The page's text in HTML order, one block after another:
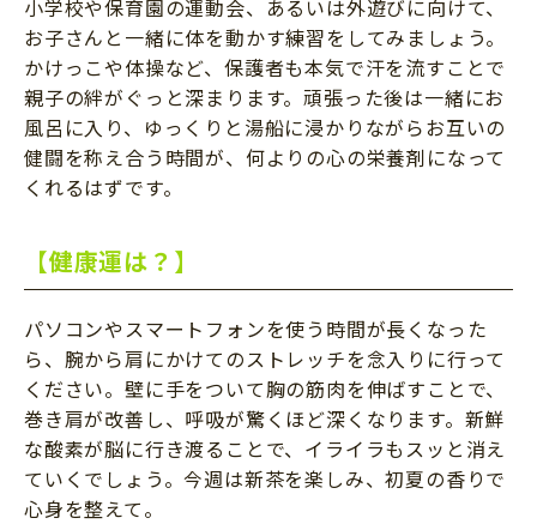
小学校や保育園の運動会、あるいは外遊びに向けて、
お子さんと一緒に体を動かす練習をしてみましょう。
かけっこや体操など、保護者も本気で汗を流すことで
親子の絆がぐっと深まります。頑張った後は一緒にお
風呂に入り、ゆっくりと湯船に浸かりながらお互いの
健闘を称え合う時間が、何よりの心の栄養剤になって
くれるはずです。
【健康運は？】
パソコンやスマートフォンを使う時間が長くなった
ら、腕から肩にかけてのストレッチを念入りに行って
ください。壁に手をついて胸の筋肉を伸ばすことで、
巻き肩が改善し、呼吸が驚くほど深くなります。新鮮
な酸素が脳に行き渡ることで、イライラもスッと消え
ていくでしょう。今週は新茶を楽しみ、初夏の香りで
心身を整えて。